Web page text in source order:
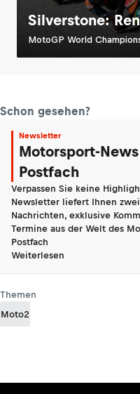
Silverstone:
MotoGP World
Schon gesehen?
Newsletter
Motorsport-
Postfach
Verpassen Sie keine
Newsletter liefert Ihnen
Nachrichten, exklusive
Termine aus der Welt des
Postfach
Weiterlesen
Themen
Moto2